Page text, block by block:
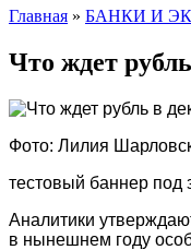
Главная » БАНКИ И
Что ждет
Фото: Лилия
тестовый баннер под
Аналитики
в нынешнем году